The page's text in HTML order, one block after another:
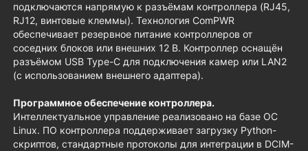
подключаются напрямую к разъёмам контроллера (RJ45,
RJ12, винтовые клеммы). Технология ComPWR
обеспечивает резервное питание контроллеров от
соседних блоков или внешних 12 В. Контроллер оснащён
разъёмом USB Type-C для подключения камер или LAN2
(с использованием внешнего адаптера).
Программное обеспечение контроллера.
Интеллектуальное управление реализовано на базе ОС
Linux. ПО контроллера поддерживает загрузку Python-
скриптов, стандартные протоколы для интеграции в DCIM-